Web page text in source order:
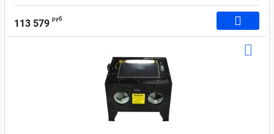
113 579 руб